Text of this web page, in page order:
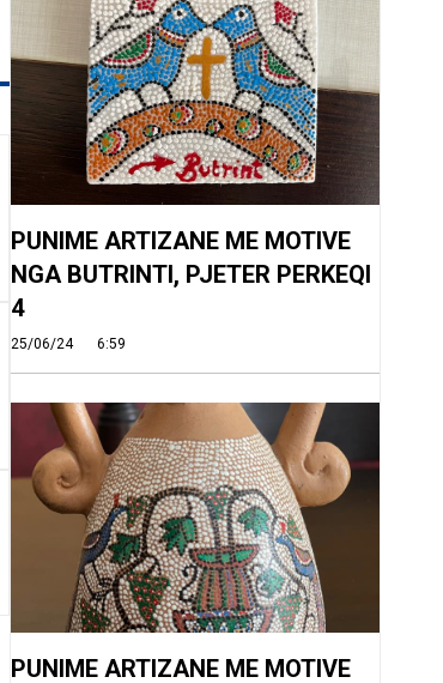
PUNIME ARTIZANE ME MOTIVE
NGA BUTRINTI, PJETER PERKEQI
4
25/06/24 6:59
PUNIME ARTIZANE ME MOTIVE